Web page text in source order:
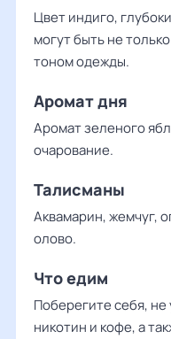
Цвет индиго,
могут быть не
тоном одежды.
Аромат дня
Аромат зеленого
очарование.
Талисманы
Аквамарин, жемчуг,
олово.
Что едим
Поберегите себя,
никотин и кофе, а